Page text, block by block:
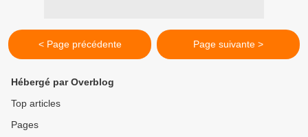
< Page précédente Page suivante >
Hébergé par Overblog
Top articles
Pages